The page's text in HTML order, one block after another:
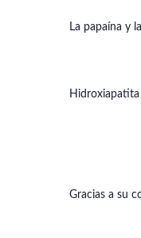
La papaína y
Hidroxiapatita
Gracias a su